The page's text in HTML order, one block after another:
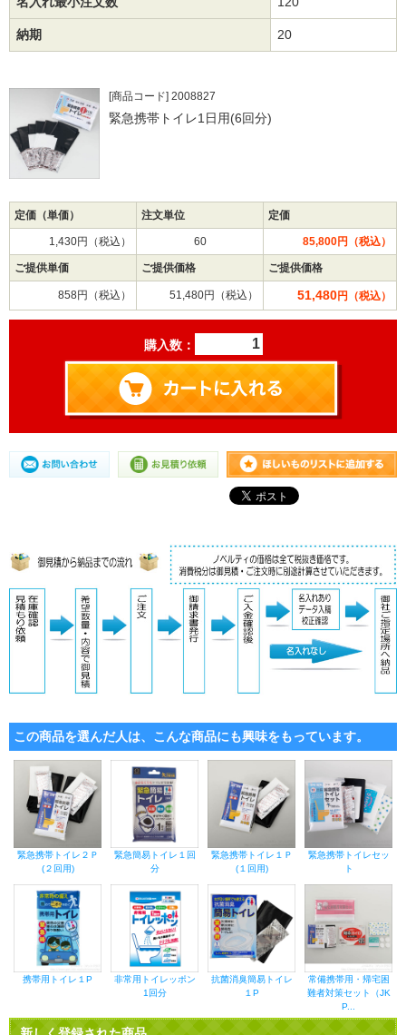
納期 20
[商品コード] 2008827
緊急携帯トイレ1日用(6回分)
定価（単価） 注文単位 定価
1,430円（税込） 60 85,800円（税込）
ご提供単価 ご提供価格 ご提供価格
858円（税込） 51,480円（税込） 51,480円（税込）
購入数：
この商品を選んだ人は、こんな商品にも興味をもっています。
緊急携帯トイレ２Ｐ
(２回用)
緊急簡易トイレ１回
分
緊急携帯トイレ１Ｐ
(１回用)
緊急携帯トイレセッ
ト
携帯用トイレ１P
非常用トイレッポン
1回分
抗菌消臭簡易トイレ
１P
常備携帯用・帰宅困
難者対策セット（JK
P...